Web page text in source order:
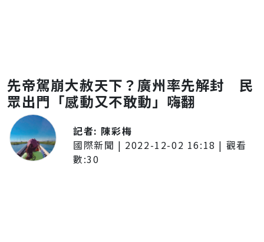
先帝駕崩大赦天下？廣州率先解封 民
眾出門「感動又不敢動」嗨翻
記者: 陳彩梅
國際新聞 | 2022-12-02 16:18 | 觀看
數:30